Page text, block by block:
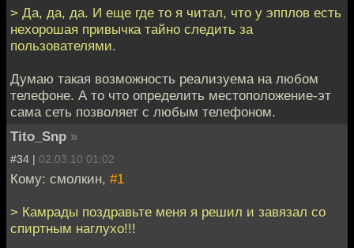
> Да, да, да. И еще где то я читал, что у эпплов есть
нехорошая привычка тайно следить за
пользователями.
Думаю такая возможность реализуема на любом
телефоне. А то что определить местоположение-эт
сама сеть позволяет с любым телефоном.
Tito_Snp »
#34 | 02.03.10 01:02
Кому: смолкин, #1
> Камрады поздравьте меня я решил и завязал со
спиртным наглухо!!!